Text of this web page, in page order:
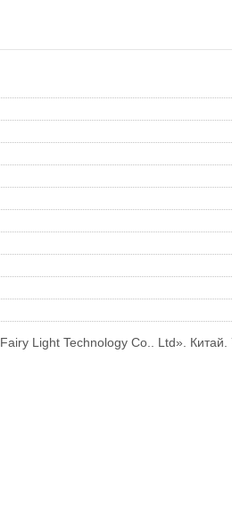
Fairy Light Technology Co.. Ltd».